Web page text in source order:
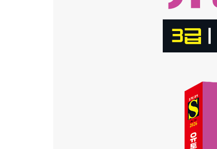
제3회 기출문제해설 [2018. 11. 04 시행]
제1회 기출문제해설 [2019. 04. 14 시행]
제2회 기출문제해설 [2019. 06. 30 시행]